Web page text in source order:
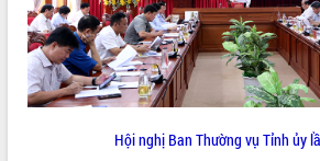
QUY HOẠCH - KẾ HOẠCH
Hội nghị Ban Thường vụ Tỉnh ủy